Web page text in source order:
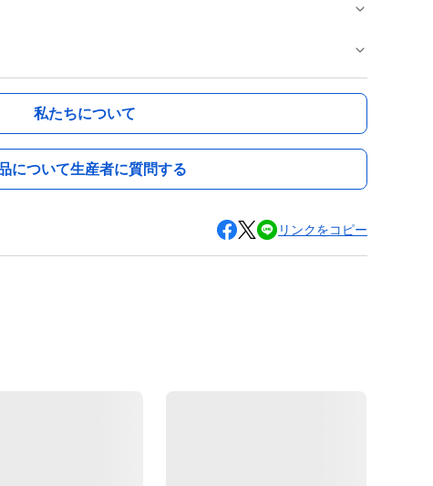
私たちについて
について生産者に質問する
リンクをコピー